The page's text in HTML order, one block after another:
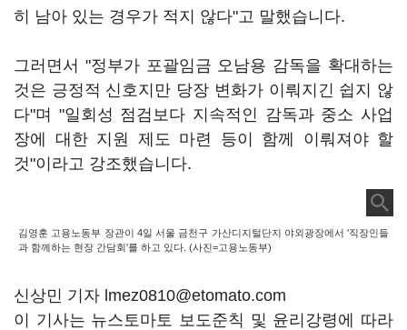
히 남아 있는 경우가 적지 않다"고 말했습니다.
그러면서 "정부가 포괄임금 오남용 감독을 확대하는
것은 긍정적 신호지만 당장 변화가 이뤄지긴 쉽지 않
다"며 "일회성 점검보다 지속적인 감독과 중소 사업
장에 대한 지원 제도 마련 등이 함께 이뤄져야 할
것"이라고 강조했습니다.
김영훈 고용노동부 장관이 4일 서울 금천구 가산디지털단지 야외광장에서 '직장인들
과 함께하는 현장 간담회'를 하고 있다. (사진=고용노동부)
신상민 기자 lmez0810@etomato.com
이 기사는 뉴스토마토 보도준칙 및 윤리강령에 따라